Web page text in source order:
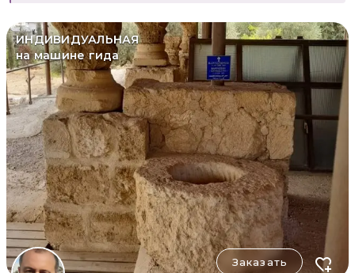
ИНДИВИДУАЛЬНАЯ
на машине гида
Заказать